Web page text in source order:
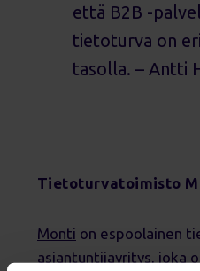
että B2B -
tietoturva on
tasolla. – Antti
Tietoturvatoimisto
Monti on espoolainen
asiantuntijayritys, joka